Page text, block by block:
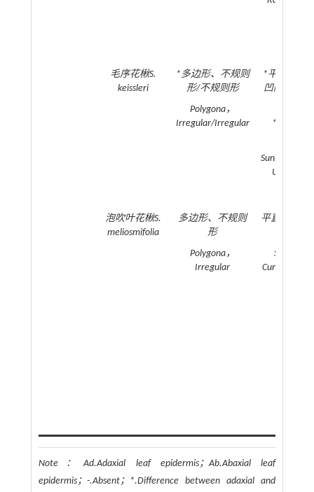
毛序花楸S.
keissleri
*多边形、不规则
形/不规则形
Polygona，
Irregular/Irregular
*平直、弧
凹陷/弧状
*Straight
Sunken/
Undulate
泡吹叶花楸S.
meliosmifolia
多边形、不规则
形
Polygona，
Irregular
平直、弧状
Straight
Curved；
Note：Ad.Adaxial leaf epidermis；Ab.Abaxial leaf
epidermis；-.Absent；*.Difference between adaxial and